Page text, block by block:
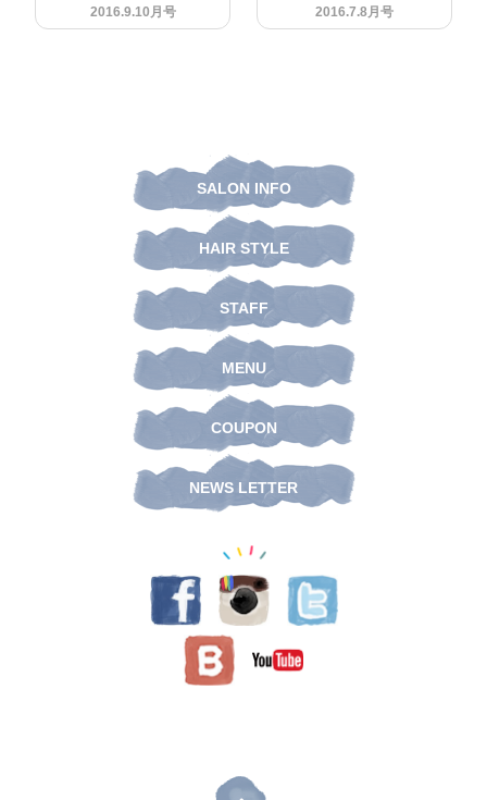
2016.9.10月号
2016.7.8月号
SALON INFO
HAIR STYLE
STAFF
MENU
COUPON
NEWS LETTER